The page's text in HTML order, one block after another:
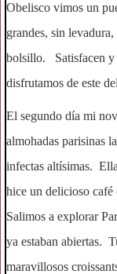
Obelisco vimos un
grandes, sin
bolsillo. Satisfacen y
disfrutamos de este
El segundo día mi
almohadas parisinas
infectas altísimas.
hice un delicioso café
Salimos a explorar
ya estaban abiertas.
maravillosos